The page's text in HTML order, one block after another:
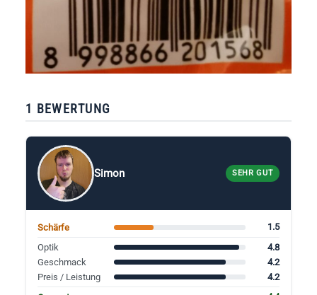
1 BEWERTUNG
Simon SEHR GUT
Schärfe
1.5
Optik
4.8
Geschmack
4.2
Preis / Leistung
4.2